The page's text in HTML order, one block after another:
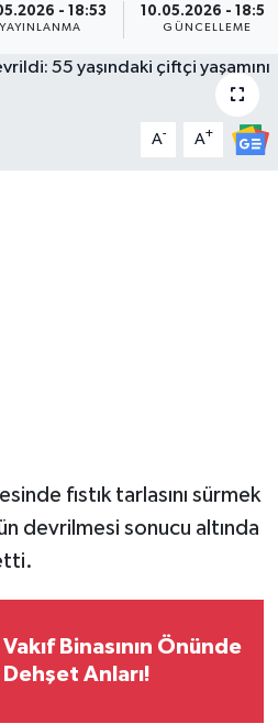
- 18:53
YAYINLANMA
10.05.2026 - 18:55
GÜNCELLEME
A- A+
fıstık tarlasını sürmek
devrilmesi sonucu altında
Vakıf Binasının Önünde
Dehşet Anları!